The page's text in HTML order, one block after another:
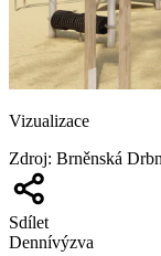
Vizualizace
Zdroj: Brněnská
Sdílet
Dennívýzva